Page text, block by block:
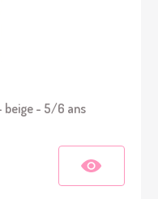
beige - 5/6 ans